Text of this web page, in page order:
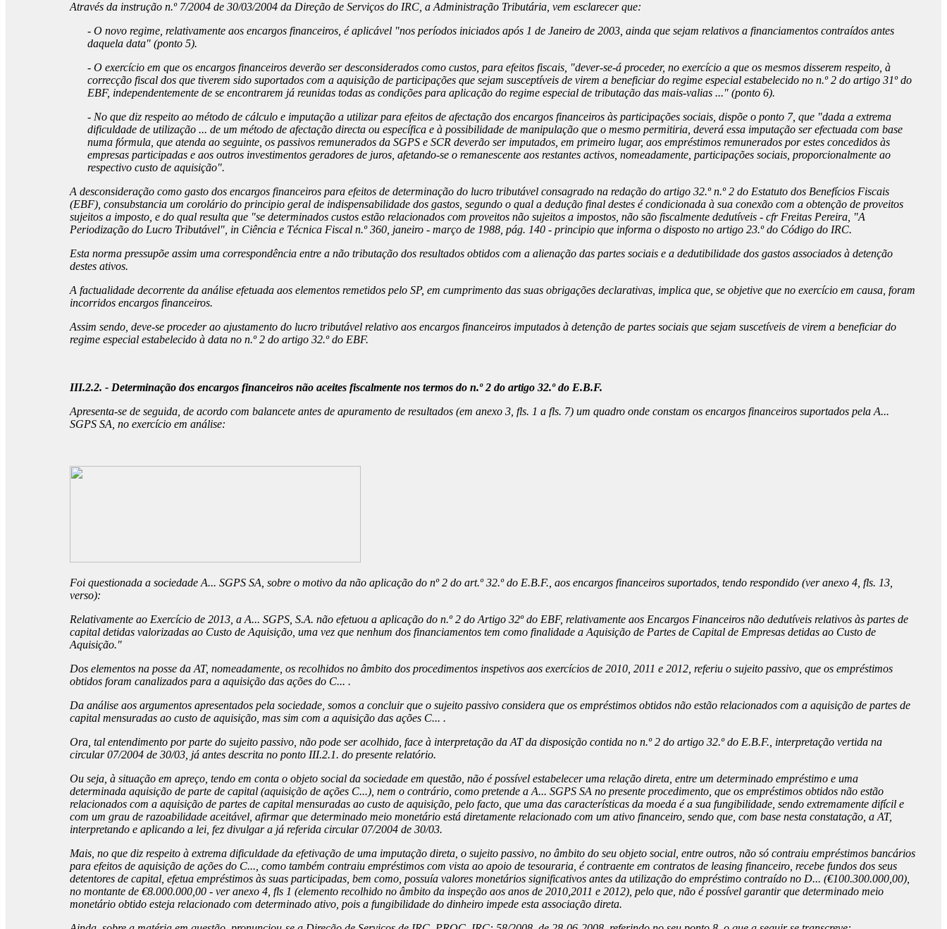
Através da instrução n.º 7/2004 de 30/03/2004 da Direção de Serviços do IRC, a Administração Tributária, vem esclarecer que:
- O novo regime, relativamente aos encargos financeiros, é aplicável "nos períodos iniciados após 1 de Janeiro de 2003, ainda que sejam relativos a financiamentos contraídos antes
daquela data" (ponto 5).
- O exercício em que os encargos financeiros deverão ser desconsiderados como custos, para efeitos fiscais, "dever-se-á proceder, no exercício a que os mesmos disserem respeito, à
correcção fiscal dos que tiverem sido suportados com a aquisição de participações que sejam susceptíveis de virem a beneficiar do regime especial estabelecido no n.º 2 do artigo 31º do
EBF, independentemente de se encontrarem já reunidas todas as condições para aplicação do regime especial de tributação das mais-valias ..." (ponto 6).
- No que diz respeito ao método de cálculo e imputação a utilizar para efeitos de afectação dos encargos financeiros às participações sociais, dispõe o ponto 7, que "dada a extrema
dificuldade de utilização ... de um método de afectação directa ou específica e à possibilidade de manipulação que o mesmo permitiria, deverá essa imputação ser efectuada com base
numa fórmula, que atenda ao seguinte, os passivos remunerados da SGPS e SCR deverão ser imputados, em primeiro lugar, aos empréstimos remunerados por estes concedidos às
empresas participadas e aos outros investimentos geradores de juros, afetando-se o remanescente aos restantes activos, nomeadamente, participações sociais, proporcionalmente ao
respectivo custo de aquisição".
A desconsideração como gasto dos encargos financeiros para efeitos de determinação do lucro tributável consagrado na redação do artigo 32.º n.º 2 do Estatuto dos Benefícios Fiscais
(EBF), consubstancia um corolário do principio geral de indispensabilidade dos gastos, segundo o qual a dedução final destes é condicionada à sua conexão com a obtenção de proveitos
sujeitos a imposto, e do qual resulta que "se determinados custos estão relacionados com proveitos não sujeitos a impostos, não são fiscalmente dedutíveis - cfr Freitas Pereira, "A
Periodização do Lucro Tributável", in Ciência e Técnica Fiscal n.º 360, janeiro - março de 1988, pág. 140 - principio que informa o disposto no artigo 23.º do Código do IRC.
Esta norma pressupõe assim uma correspondência entre a não tributação dos resultados obtidos com a alienação das partes sociais e a dedutibilidade dos gastos associados à detenção
destes ativos.
A factualidade decorrente da análise efetuada aos elementos remetidos pelo SP, em cumprimento das suas obrigações declarativas, implica que, se objetive que no exercício em causa, foram
incorridos encargos financeiros.
Assim sendo, deve-se proceder ao ajustamento do lucro tributável relativo aos encargos financeiros imputados à detenção de partes sociais que sejam suscetíveis de virem a beneficiar do
regime especial estabelecido à data no n.º 2 do artigo 32.º do EBF.
III.2.2. - Determinação dos encargos financeiros não aceites fiscalmente nos termos do n.º 2 do artigo 32.º do E.B.F.
Apresenta-se de seguida, de acordo com balancete antes de apuramento de resultados (em anexo 3, fls. 1 a fls. 7) um quadro onde constam os encargos financeiros suportados pela A...
SGPS SA, no exercício em análise:
Foi questionada a sociedade A... SGPS SA, sobre o motivo da não aplicação do nº 2 do art.º 32.º do E.B.F., aos encargos financeiros suportados, tendo respondido (ver anexo 4, fls. 13,
verso):
Relativamente ao Exercício de 2013, a A... SGPS, S.A. não efetuou a aplicação do n.º 2 do Artigo 32º do EBF, relativamente aos Encargos Financeiros não dedutíveis relativos às partes de
capital detidas valorizadas ao Custo de Aquisição, uma vez que nenhum dos financiamentos tem como finalidade a Aquisição de Partes de Capital de Empresas detidas ao Custo de
Aquisição."
Dos elementos na posse da AT, nomeadamente, os recolhidos no âmbito dos procedimentos inspetivos aos exercícios de 2010, 2011 e 2012, referiu o sujeito passivo, que os empréstimos
obtidos foram canalizados para a aquisição das ações do C... .
Da análise aos argumentos apresentados pela sociedade, somos a concluir que o sujeito passivo considera que os empréstimos obtidos não estão relacionados com a aquisição de partes de
capital mensuradas ao custo de aquisição, mas sim com a aquisição das ações C... .
Ora, tal entendimento por parte do sujeito passivo, não pode ser acolhido, face à interpretação da AT da disposição contida no n.º 2 do artigo 32.º do E.B.F., interpretação vertida na
circular 07/2004 de 30/03, já antes descrita no ponto III.2.1. do presente relatório.
Ou seja, à situação em apreço, tendo em conta o objeto social da sociedade em questão, não é possível estabelecer uma relação direta, entre um determinado empréstimo e uma
determinada aquisição de parte de capital (aquisição de ações C...), nem o contrário, como pretende a A... SGPS SA no presente procedimento, que os empréstimos obtidos não estão
relacionados com a aquisição de partes de capital mensuradas ao custo de aquisição, pelo facto, que uma das características da moeda é a sua fungibilidade, sendo extremamente difícil e
com um grau de razoabilidade aceitável, afirmar que determinado meio monetário está diretamente relacionado com um ativo financeiro, sendo que, com base nesta constatação, a AT,
interpretando e aplicando a lei, fez divulgar a já referida circular 07/2004 de 30/03.
Mais, no que diz respeito à extrema dificuldade da efetivação de uma imputação direta, o sujeito passivo, no âmbito do seu objeto social, entre outros, não só contraiu empréstimos bancários
para efeitos de aquisição de ações do C..., como também contraiu empréstimos com vista ao apoio de tesouraria, é contraente em contratos de leasing financeiro, recebe fundos dos seus
detentores de capital, efetua empréstimos às suas participadas, bem como, possuía valores monetários significativos antes da utilização do empréstimo contraído no D... (€100.300.000,00),
no montante de €8.000.000,00 - ver anexo 4, fls 1 (elemento recolhido no âmbito da inspeção aos anos de 2010,2011 e 2012), pelo que, não é possível garantir que determinado meio
monetário obtido esteja relacionado com determinado ativo, pois a fungibilidade do dinheiro impede esta associação direta.